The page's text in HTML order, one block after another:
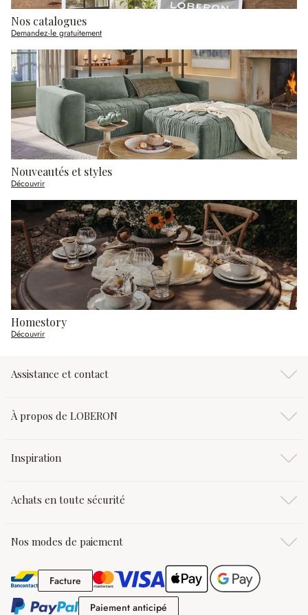
Nos catalogues
Demandez-le gratuitement
Nouveautés et styles
Découvrir
Homestory
Découvrir
Assistance et contact
À propos de LOBERON
Inspiration
Achats en toute sécurité
Nos modes de paiement
FactureFacture
Paiement anticipé